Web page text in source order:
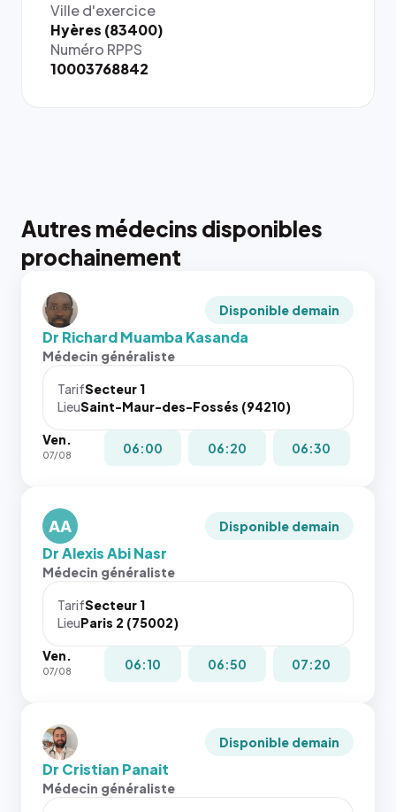
Ville d'exercice
Hyères (83400)
Numéro RPPS
10003768842
Autres médecins disponibles
prochainement
Disponible demain
Dr Richard Muamba Kasanda
Médecin généraliste
TarifSecteur 1
LieuSaint-Maur-des-Fossés (94210)
Ven.
07/08 06:00 06:20 06:30
AA Disponible demain
Dr Alexis Abi Nasr
Médecin généraliste
TarifSecteur 1
LieuParis 2 (75002)
Ven.
07/08 06:10 06:50 07:20
Disponible demain
Dr Cristian Panait
Médecin généraliste